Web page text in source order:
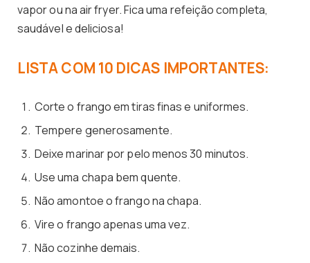
vapor ou na air fryer. Fica uma refeição completa,
saudável e deliciosa!
LISTA COM 10 DICAS IMPORTANTES:
Corte o frango em tiras finas e uniformes.
Tempere generosamente.
Deixe marinar por pelo menos 30 minutos.
Use uma chapa bem quente.
Não amontoe o frango na chapa.
Vire o frango apenas uma vez.
Não cozinhe demais.